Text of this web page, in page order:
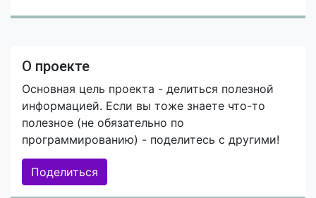
О проекте
Основная цель проекта - делиться полезной
информацией. Если вы тоже знаете что-то
полезное (не обязательно по
программированию) - поделитесь с другими!
Поделиться